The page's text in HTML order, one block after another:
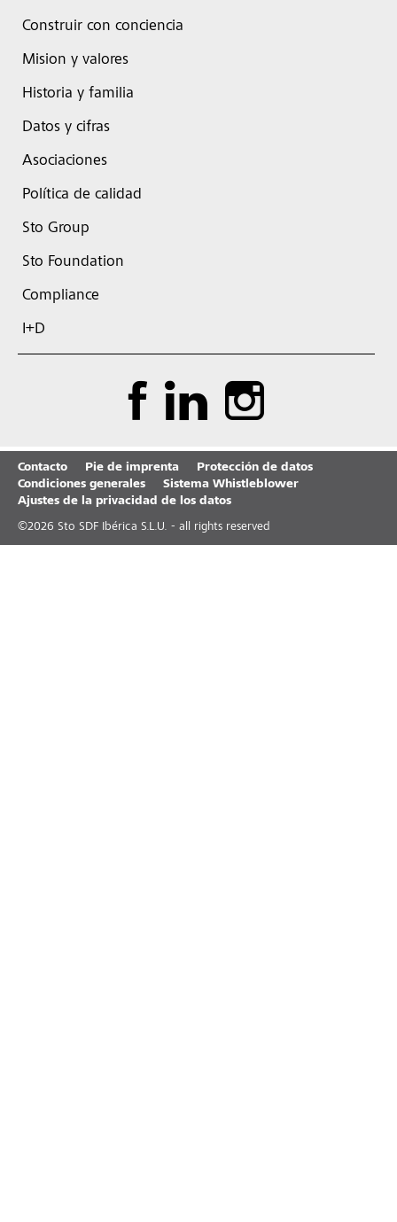
Construir con conciencia
Mision y valores
Historia y familia
Datos y cifras
Asociaciones
Política de calidad
Sto Group
Sto Foundation
Compliance
I+D
Contacto Pie de imprenta
Protección de datos
Condiciones generales
Sistema Whistleblower
Ajustes de la privacidad de los datos
©2026 Sto SDF Ibérica S.L.U. - all rights reserved